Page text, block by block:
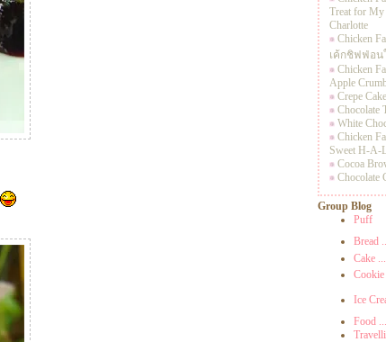
Treat for My
Charlotte
Chicken
เค้กชิฟฟ่อน
Chicken
Apple
Crepe
Chocolate
White
Chicken
Sweet H-A-
Cocoa
Chocolate
Group Blog
Puff
Bread
Cake
Ice
Food